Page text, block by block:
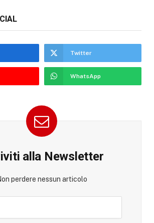
Twitter
WhatsApp
alla Newsletter
perdere nessun articolo